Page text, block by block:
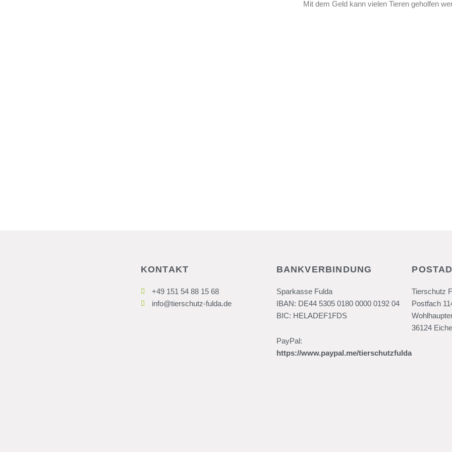
Mit dem Geld kann vielen Tieren geholfen
KONTAKT
+49 151 54 88 15 68
info@tierschutz-fulda.de
BANKVERBINDUNG
Sparkasse Fulda
IBAN: DE44 5305 0180 0000 0192 04
BIC: HELADEF1FDS
PayPal:
https://www.paypal.me/tierschutzfulda
Tierschutz
Postfach
36124